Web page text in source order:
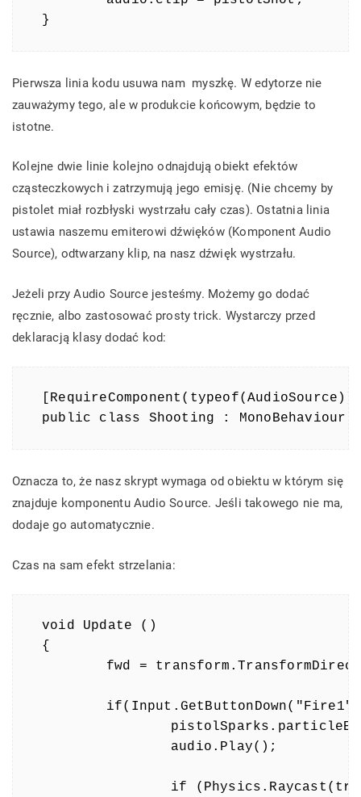
}
Pierwsza linia kodu usuwa nam myszkę. W edytorze nie
zauważymy tego, ale w produkcie końcowym, będzie to
istotne.
Kolejne dwie linie kolejno odnajdują obiekt efektów
cząsteczkowych i zatrzymują jego emisję. (Nie chcemy by
pistolet miał rozbłyski wystrzału cały czas). Ostatnia linia
ustawia naszemu emiterowi dźwięków (Komponent Audio
Source), odtwarzany klip, na nasz dźwięk wystrzału.
Jeżeli przy Audio Source jesteśmy. Możemy go dodać
ręcznie, albo zastosować prosty trick. Wystarczy przed
deklaracją klasy dodać kod:
public class Shooting : MonoBehaviour
Oznacza to, że nasz skrypt wymaga od obiektu w którym się
znajduje komponentu Audio Source. Jeśli takowego nie ma,
dodaje go automatycznie.
Czas na sam efekt strzelania:
void Update ()
{